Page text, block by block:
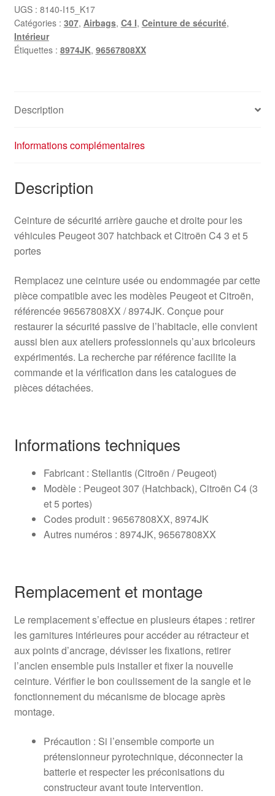
Peugeot
307
Citroën
C4
UGS : 8140-I15_K17
Catégories : 307, Airbags, C4 I, Ceinture de sécurité,
Intérieur
Étiquettes : 8974JK, 96567808XX
Description
Informations complémentaires
Description
Ceinture de sécurité arrière gauche et droite pour les
véhicules Peugeot 307 hatchback et Citroën C4 3 et 5
portes
Remplacez une ceinture usée ou endommagée par cette
pièce compatible avec les modèles Peugeot et Citroën,
référencée 96567808XX / 8974JK. Conçue pour
restaurer la sécurité passive de l’habitacle, elle convient
aussi bien aux ateliers professionnels qu’aux bricoleurs
expérimentés. La recherche par référence facilite la
commande et la vérification dans les catalogues de
pièces détachées.
Informations techniques
Fabricant : Stellantis (Citroën / Peugeot)
Modèle : Peugeot 307 (Hatchback), Citroën C4 (3
et 5 portes)
Codes produit : 96567808XX, 8974JK
Autres numéros : 8974JK, 96567808XX
Remplacement et montage
Le remplacement s’effectue en plusieurs étapes : retirer
les garnitures intérieures pour accéder au rétracteur et
aux points d’ancrage, dévisser les fixations, retirer
l’ancien ensemble puis installer et fixer la nouvelle
ceinture. Vérifier le bon coulissement de la sangle et le
fonctionnement du mécanisme de blocage après
montage.
Précaution : Si l’ensemble comporte un
prétensionneur pyrotechnique, déconnecter la
batterie et respecter les préconisations du
constructeur avant toute intervention.